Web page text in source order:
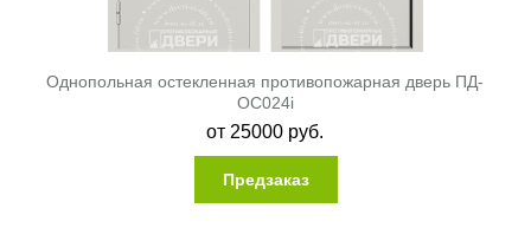
Однопольная остекленная противопожарная дверь ПД-
ОС024i
от 25000 руб.
Предзаказ